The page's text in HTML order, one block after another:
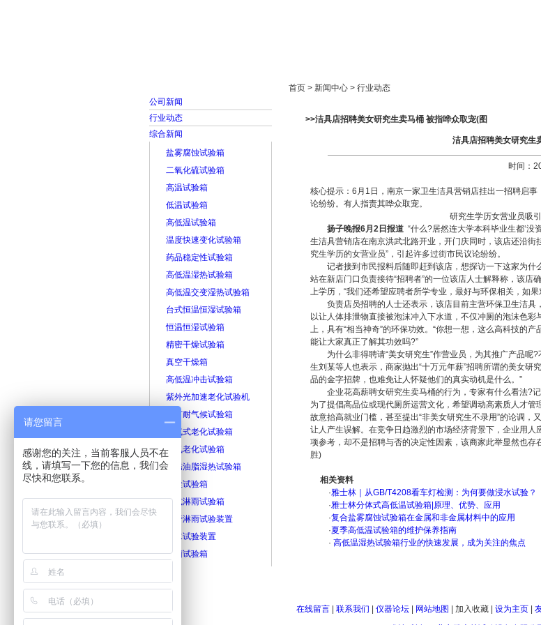
公司新闻
行业动态
综合新闻
盐雾腐蚀试验箱
二氧化硫试验箱
高温试验箱
低温试验箱
高低温试验箱
温度快速变化试验箱
药品稳定性试验箱
高低温湿热试验箱
高低温交变湿热试验箱
台式恒温恒湿试验箱
恒温恒湿试验箱
精密干燥试验箱
真空干燥箱
高低温冲击试验箱
紫外光加速老化试验机
氙灯耐气候试验箱
换气式老化试验箱
臭氧老化试验箱
防锈油脂湿热试验箱
砂尘试验箱
箱式淋雨试验箱
摆管淋雨试验装置
滴水试验装置
霉菌试验箱
首页 > 新闻中心 > 行业动态
>>洁具店招聘美女研究生卖马桶 被指哗众取宠(图
洁具店招聘美女研究生
时间：
核心提示：6月1日，南京一家卫生洁具营销店挂出一招聘启
论纷纷。有人指责其哗众取宠。
研究生学历女营业员吸
扬子晚报6月2日报道“什么?居然连大学本科毕业生都‘没
生洁具营销店在南京洪武北路开业，开门庆同时，该店还沿
究生学历的女营业员”，引起许多过街市民议论纷纷。
记者接到市民报料后随即赶到该店，想探访一下这家为什
站在新店门口负责接待“招聘者”的一位该店人士解释称，该
上学历，“我们还希望应聘者所学专业，最好与环保相关，如
负责店员招聘的人士还表示，该店目前主营环保卫生洁具
以让人体排泄物直接被泡沫冲入下水道，不仅冲厕的泡沫色
上，具有“相当神奇”的环保功效。“你想一想，这么高科技的
能让大家真正了解其功效吗?”
为什么非得聘请“美女研究生”作营业员，为其推广产品呢?
生刘某等人也表示，商家抛出“十万元年薪”招聘所谓的美女研
品的金字招牌，也难免让人怀疑他们的真实动机是什么。”
企业花高薪聘女研究生卖马桶的行为，专家有什么看法?
为了提倡高品位或现代厕所运营文化，希望调动高素质人才
故意抬高就业门槛，甚至提出“非美女研究生不录用”的论调
让人产生误解。在竞争日趋激烈的市场经济背景下，企业用
项参考，却不是招聘与否的决定性因素，该商家此举显然也
胜)
相关资料
·雅士林｜从GB/T4208看车灯检测：为何要做浸水试验？
·雅士林分体式高低温试验箱|原理、优势、应用
·复合盐雾腐蚀试验箱在金属和非金属材料中的应用
·夏季高低温试验箱的维护保养指南
· 高低温湿热试验箱行业的快速发展，成为关注的焦点
在线留言| 联系我们 仪器论坛| 网站地图 加入收藏| 设为主页|
请您留言
感谢您的关注，当前客服人员不在
线，请填写一下您的信息，我们会
尽快和您联系。